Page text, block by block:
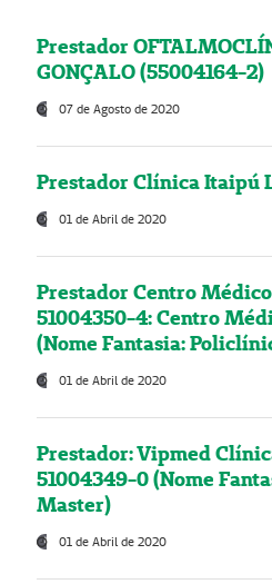
Prestador
GONÇALO (55004164-2)
07 de Agosto de 2020
Prestador Clínica Itaipú
01 de Abril de 2020
Prestador Centro
51004350-4: Centro
(Nome Fantasia:
01 de Abril de 2020
Prestador: Vipmed
51004349-0 (Nome
Master)
01 de Abril de 2020